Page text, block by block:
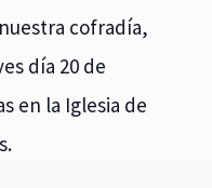
cofradía,
día 20 de
en la Iglesia de